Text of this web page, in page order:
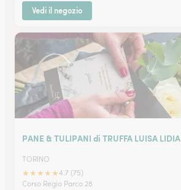
Vedi il negozio
PANE & TULIPANI di TRUFFA LUISA LIDIA
TORINO
★★★★★4.7 (75)
Corso Regio Parco 28